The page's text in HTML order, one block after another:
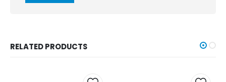
RELATED PRODUCTS